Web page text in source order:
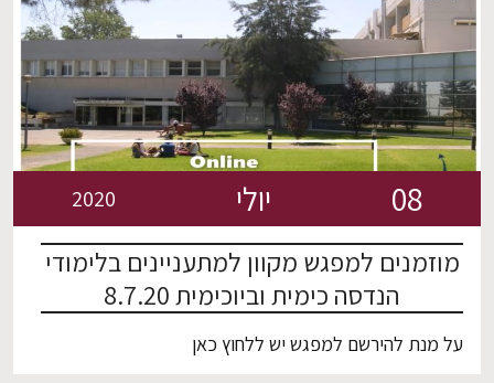
08 יולי 2020
מוזמנים למפגש מקוון למתעניינים בלימודי
הנדסה כימית וביוכימית 8.7.20
על מנת להירשם למפגש יש ללחוץ כאן